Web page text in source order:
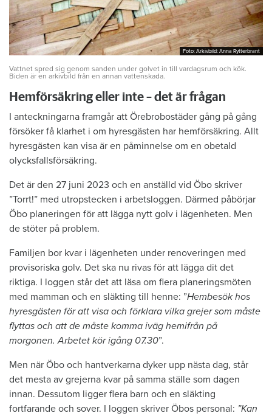
Foto: Arkivbild: Anna Rytterbrant
Foto: Arkivbild: Anna Rytterbrant
Vattnet spred sig genom sanden under golvet in till vardagsrum och kök.
Biden är en arkivbild från en annan vattenskada.
Hemförsäkring eller inte – det är frågan
I anteckningarna framgår att Örebrobostäder gång på gång
försöker få klarhet i om hyresgästen har hemförsäkring. Allt
hyresgästen kan visa är en påminnelse om en obetald
olycksfallsförsäkring.
Det är den 27 juni 2023 och en anställd vid Öbo skriver
”Torrt!” med utropstecken i arbetsloggen. Därmed påbörjar
Öbo planeringen för att lägga nytt golv i lägenheten. Men
de stöter på problem.
Familjen bor kvar i lägenheten under renoveringen med
provisoriska golv. Det ska nu rivas för att lägga dit det
riktiga. I loggen står det att läsa om flera planeringsmöten
med mamman och en släkting till henne: ”Hembesök hos
hyresgästen för att visa och förklara vilka grejer som måste
flyttas och att de måste komma iväg hemifrån på
morgonen. Arbetet kör igång 07.30”.
Men när Öbo och hantverkarna dyker upp nästa dag, står
det mesta av grejerna kvar på samma ställe som dagen
innan. Dessutom ligger flera barn och en släkting
fortfarande och sover. I loggen skriver Öbos personal: ”Kan